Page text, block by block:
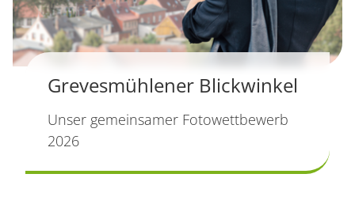
Grevesmühlener Blickwinkel
Unser gemeinsamer Fotowettbewerb
2026